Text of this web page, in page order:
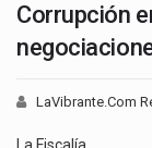
Corrupción
LaVibrante.Com